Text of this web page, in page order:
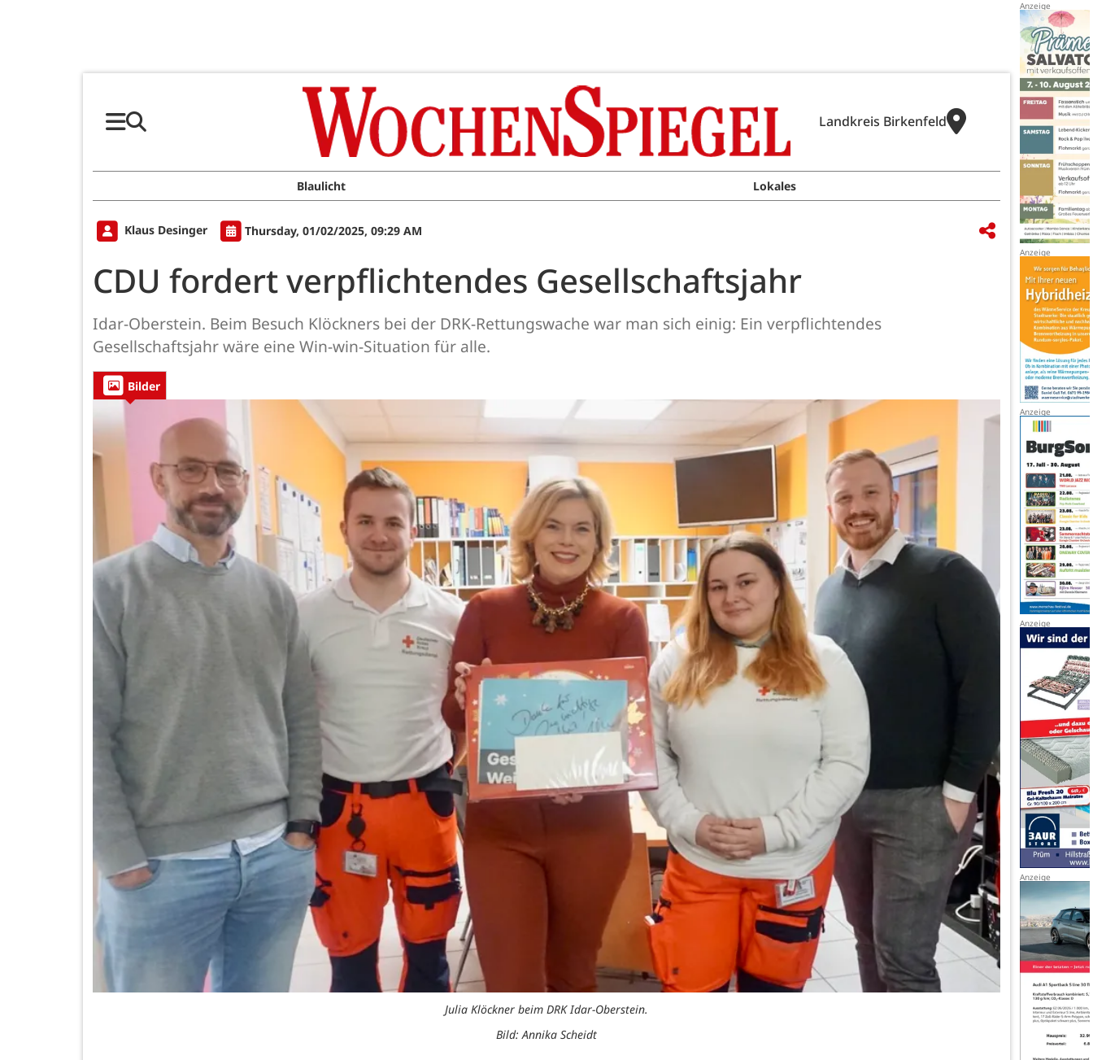
Landkreis Birkenfeld
Blaulicht Lokales
Klaus Desinger Thursday, 01/02/2025, 09:29 AM
CDU fordert verpflichtendes Gesellschaftsjahr
Idar-Oberstein. Beim Besuch Klöckners bei der DRK-Rettungswache war man sich einig: Ein verpflichtendes
Gesellschaftsjahr wäre eine Win-win-Situation für alle.
Bilder
Julia Klöckner beim DRK Idar-Oberstein.
Bild: Annika Scheidt